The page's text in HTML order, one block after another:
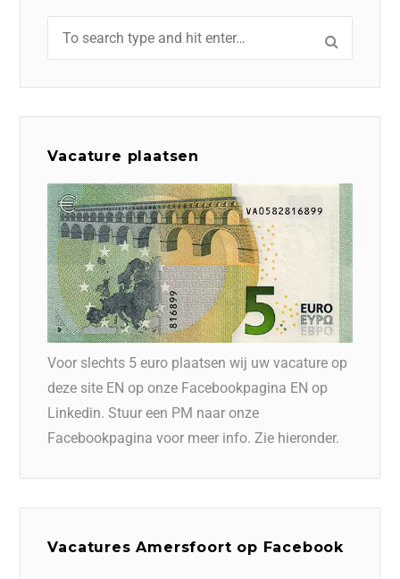
Vacature plaatsen
Voor slechts 5 euro plaatsen wij uw vacature op
deze site EN op onze Facebookpagina EN op
Linkedin. Stuur een PM naar onze
Facebookpagina voor meer info. Zie hieronder.
Vacatures Amersfoort op Facebook